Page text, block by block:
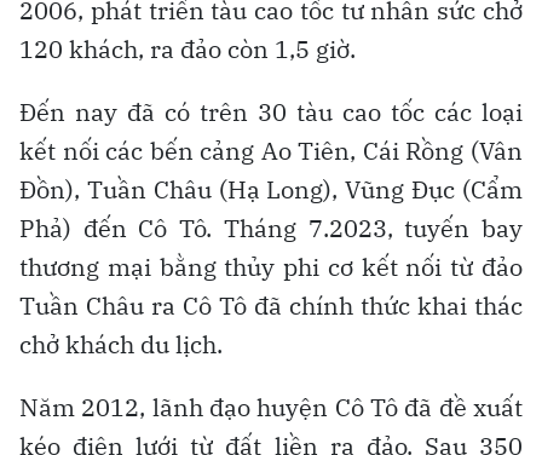
Nụ cười miền biển
Thu mua hải sản trên đảo Cô Tô
Những người già trên đảo Cô Tô
Trẻ em trên đảo Cô Tô
Đầu năm 1954, chính quyền 2 xã Thanh
Lân, Cô Tô thuộc huyện Móng Cái. Ngày
16.7.1964, cả 2 xã được sáp nhập vào huyện
Cẩm Phả.